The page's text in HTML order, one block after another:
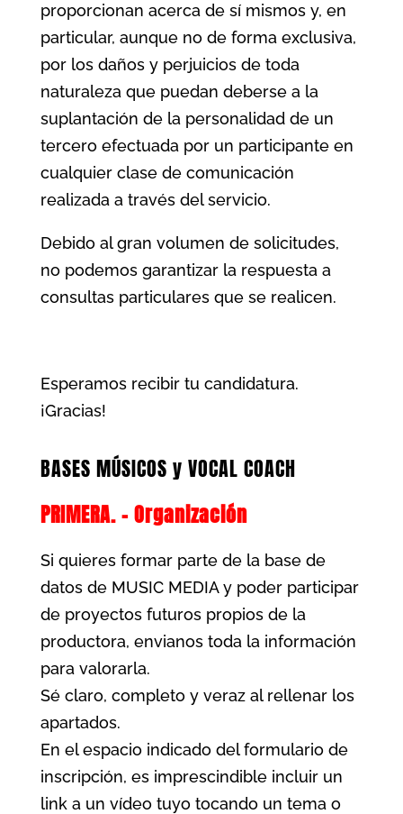
proporcionan acerca de sí mismos y, en
particular, aunque no de forma exclusiva,
por los daños y perjuicios de toda
naturaleza que puedan deberse a la
suplantación de la personalidad de un
tercero efectuada por un participante en
cualquier clase de comunicación
realizada a través del servicio.
Debido al gran volumen de solicitudes,
no podemos garantizar la respuesta a
consultas particulares que se realicen.
Esperamos recibir tu candidatura.
¡Gracias!
BASES MÚSICOS y VOCAL COACH
PRIMERA. – Organización
Si quieres formar parte de la base de
datos de MUSIC MEDIA y poder participar
de proyectos futuros propios de la
productora, envianos toda la información
para valorarla.
Sé claro, completo y veraz al rellenar los
apartados.
En el espacio indicado del formulario de
inscripción, es imprescindible incluir un
link a un vídeo tuyo tocando un tema o